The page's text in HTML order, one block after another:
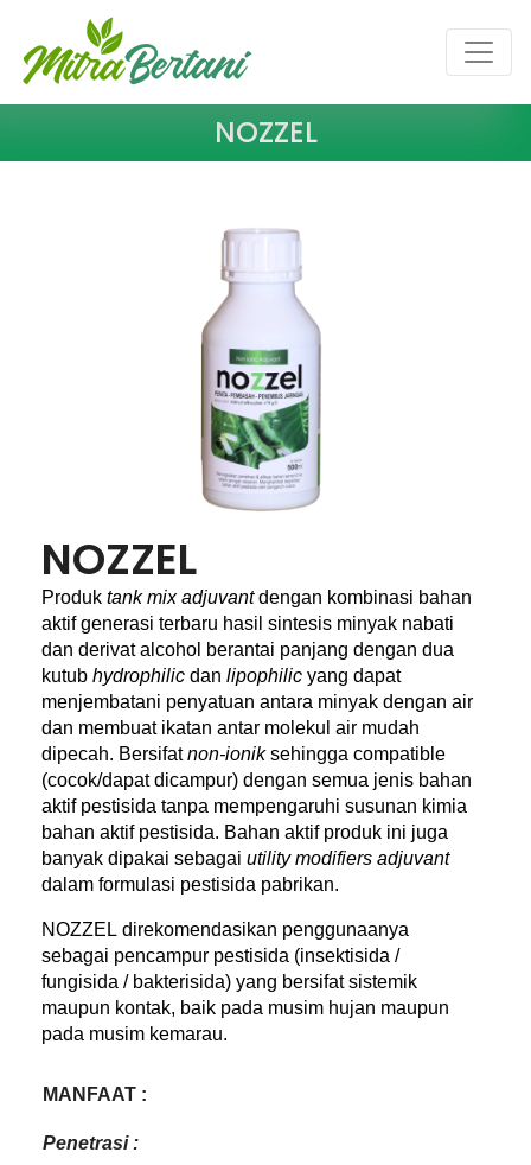
NOZZEL
NOZZEL
Produk tank mix adjuvantdengan kombinasi bahan
aktif generasi terbaru hasil sintesis minyak nabati
dan derivat alcohol berantai panjang dengan dua
kutub hydrophilic dan lipophilic yang dapat
menjembatani penyatuan antara minyak dengan air
dan membuat ikatan antar molekul air mudah
dipecah. Bersifatnon-ioniksehingga compatible
(cocok/dapat dicampur) dengan semua jenis bahan
aktif pestisida tanpa mempengaruhi susunan kimia
bahan aktif pestisida. Bahan aktif produk ini juga
banyak dipakai sebagai utility modifiers adjuvant
dalam formulasi pestisida pabrikan.
NOZZEL direkomendasikan penggunaanya
sebagai pencampur pestisida (insektisida /
fungisida / bakterisida) yang bersifat sistemik
maupun kontak, baik pada musim hujan maupun
pada musim kemarau.
MANFAAT :
Penetrasi :